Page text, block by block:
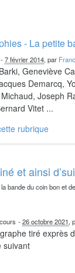
- La petite
-7 février 2014, par
Geneviève
Demarcq,
Joseph
Vitet ...
rubrique
et ainsi
bande du coin bon et
-26 octobre 2021,
tiré exprès
suivant